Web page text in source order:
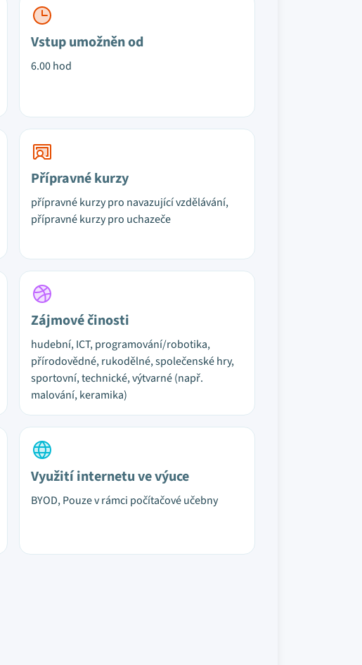
Vstup umožněn od
6.00 hod
Přípravné kurzy
přípravné kurzy pro navazující vzdělávání,
přípravné kurzy pro uchazeče
Zájmové činosti
hudební, ICT, programování/robotika,
přírodovědné, rukodělné, společenské hry,
sportovní, technické, výtvarné (např.
malování, keramika)
Využití internetu ve výuce
BYOD, Pouze v rámci počítačové učebny